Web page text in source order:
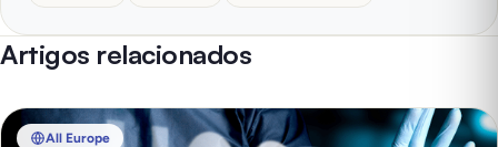
Artigos relacionados
All Europe